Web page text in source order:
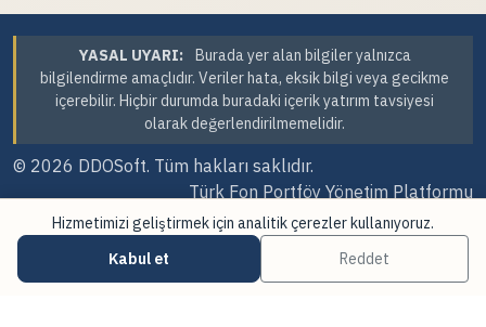
YASAL UYARI:
Burada yer alan bilgiler yalnızca
bilgilendirme amaçlıdır. Veriler hata, eksik bilgi veya gecikme
içerebilir. Hiçbir durumda buradaki içerik yatırım tavsiyesi
olarak değerlendirilmemelidir.
© 2026 DDOSoft. Tüm hakları saklıdır.
Türk Fon Portföy Yönetim Platformu
Sürüm Tarihi: 07.08.2026 23:41
Veri Kaynakları·
Hizmetimizi geliştirmek için analitik çerezler kullanıyoruz.
Kabul et
Reddet